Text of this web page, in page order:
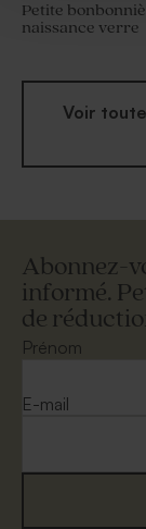
Petite
naissance verre
Voir
Abonnez-
informé.
de
Prénom
E-mail